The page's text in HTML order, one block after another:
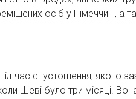
осіб у Німеччині,
час спустошення, якого
Шеві було три місяці.